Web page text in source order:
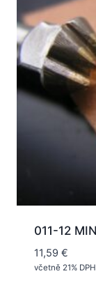
011-12
11,59 €
včetně 21% DPH